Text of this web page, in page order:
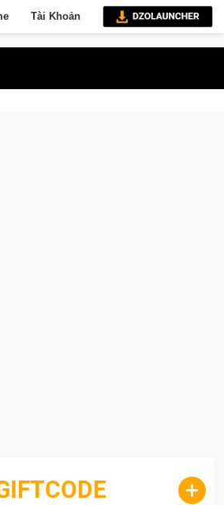
Tài Khoản
Săn DJI Osmo Pocket 3 Ngay Hôm Nay
+